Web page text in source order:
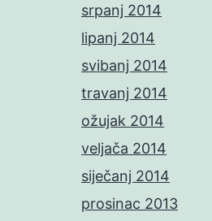
srpanj 2014
lipanj 2014
svibanj 2014
travanj 2014
ožujak 2014
veljača 2014
siječanj 2014
prosinac 2013